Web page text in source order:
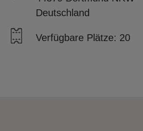
Deutschland
Verfügbare Plätze: 20